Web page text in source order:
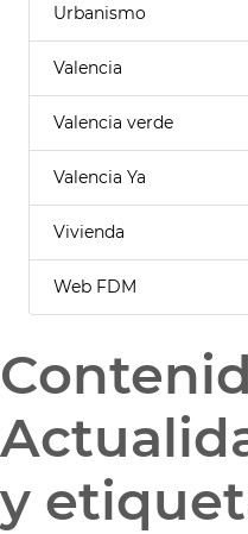
Urbanismo
Valencia
Valencia verde
Valencia Ya
Vivienda
Web FDM
y